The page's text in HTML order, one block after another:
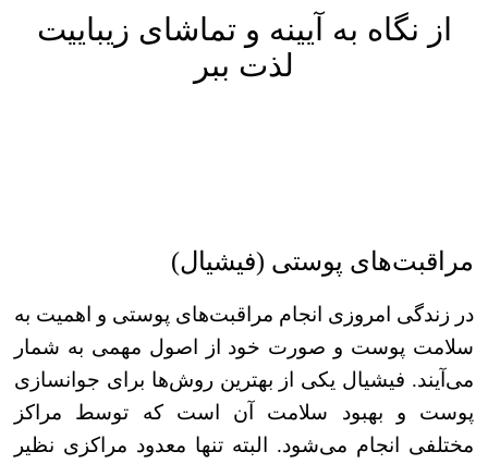
از نگاه به آیینه و تماشای زیباییت
لذت ببر
مراقبت‌های پوستی (فیشیال)
در زندگی امروزی انجام مراقبت‌های پوستی و اهمیت به
سلامت پوست و صورت خود از اصول مهمی به شمار
می‌آیند. فیشیال یکی از بهترین روش‌ها برای جوانسازی
پوست و بهبود سلامت آن است که توسط مراکز
مختلفی انجام می‌شود. البته تنها معدود مراکزی نظیر